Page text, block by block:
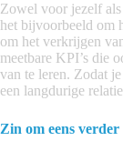
Zowel voor jezelf als
het bijvoorbeeld om
om het verkrijgen
meetbare KPI’s die
van te leren. Zodat
een langdurige
Zin om eens